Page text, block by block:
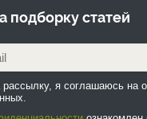
подборку статей
я соглашаюсь на